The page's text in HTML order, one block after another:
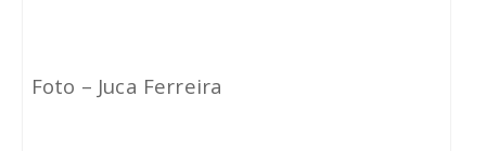
Foto – Juca Ferreira